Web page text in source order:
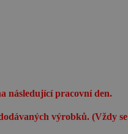
následující pracovní den.
výrobků. (Vždy